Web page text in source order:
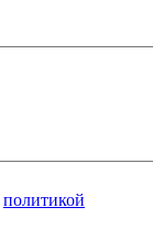
политикой